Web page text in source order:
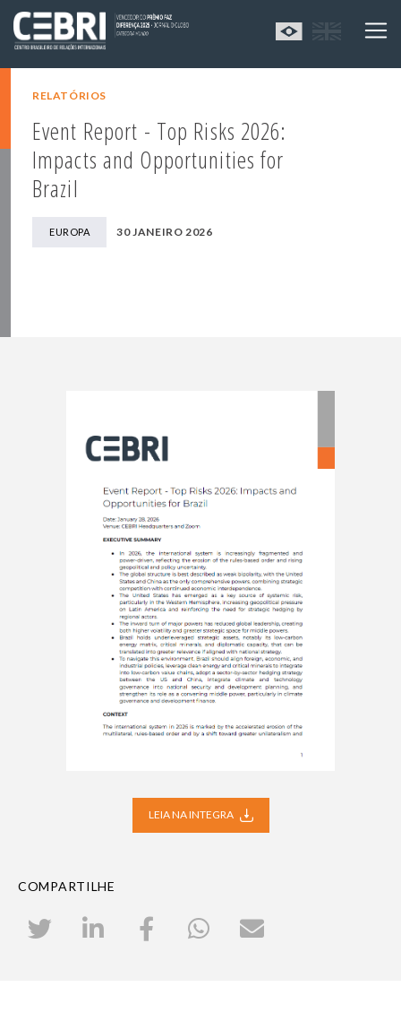
RELATÓRIOS
Event Report - Top Risks 2026:
Impacts and Opportunities for
Brazil
EUROPA 30 JANEIRO 2026
LEIA NA INTEGRA
COMPARTILHE